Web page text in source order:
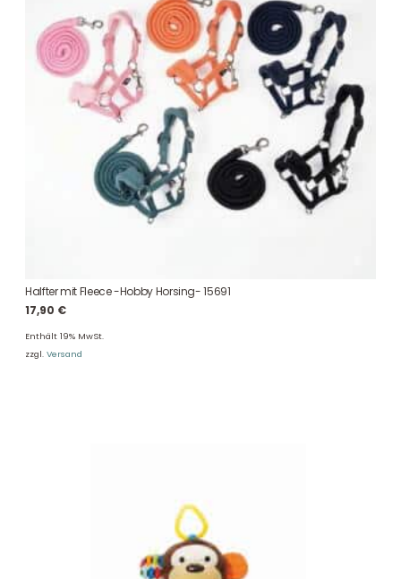
Halfter mit Fleece -Hobby Horsing- 15691
17,90 €
Enthält 19% MwSt.
zzgl. Versand